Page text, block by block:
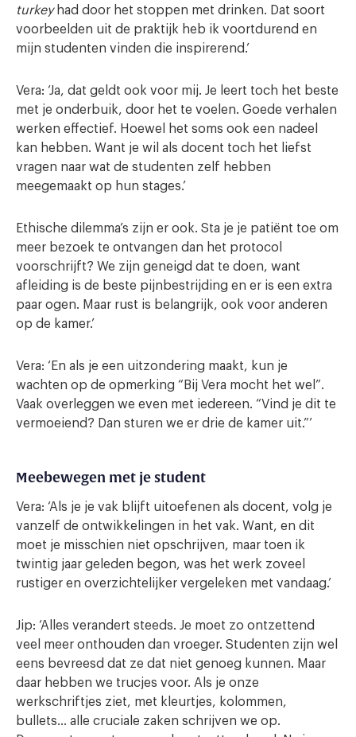
turkeyhad door het stoppen met drinken. Dat soort
voorbeelden uit de praktijk heb ik voortdurend en
mijn studenten vinden die inspirerend.’
Vera: ‘Ja, dat geldt ook voor mij. Je leert toch het beste
met je onderbuik, door het te voelen. Goede verhalen
werken effectief. Hoewel het soms ook een nadeel
kan hebben. Want je wil als docent toch het liefst
vragen naar wat de studenten zelf hebben
meegemaakt op hun stages.’
Ethische dilemma’s zijn er ook. Sta je je patiënt toe om
meer bezoek te ontvangen dan het protocol
voorschrijft? We zijn geneigd dat te doen, want
afleiding is de beste pijnbestrijding en er is een extra
paar ogen. Maar rust is belangrijk, ook voor anderen
op de kamer.’
Vera: ‘En als je een uitzondering maakt, kun je
wachten op de opmerking “Bij Vera mocht het wel”.
Vaak overleggen we even met iedereen. “Vind je dit te
vermoeiend? Dan sturen we er drie de kamer uit.”’
Meebewegen met je student
Vera: ‘Als je je vak blijft uitoefenen als docent, volg je
vanzelf de ontwikkelingen in het vak. Want, en dit
moet je misschien niet opschrijven, maar toen ik
twintig jaar geleden begon, was het werk zoveel
rustiger en overzichtelijker vergeleken met vandaag.’
Jip: ‘Alles verandert steeds. Je moet zo ontzettend
veel meer onthouden dan vroeger. Studenten zijn wel
eens bevreesd dat ze dat niet genoeg kunnen. Maar
daar hebben we trucjes voor. Als je onze
werkschriftjes ziet, met kleurtjes, kolommen,
bullets… alle cruciale zaken schrijven we op.